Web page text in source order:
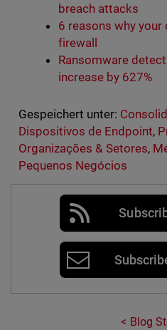
breach attacks
6 reasons why your
firewall
Ransomware
increase by 627%
Gespeichert unter:
Dispositivos de Endpoint,
Organizações & Setores,
Pequenos Negócios
Blog